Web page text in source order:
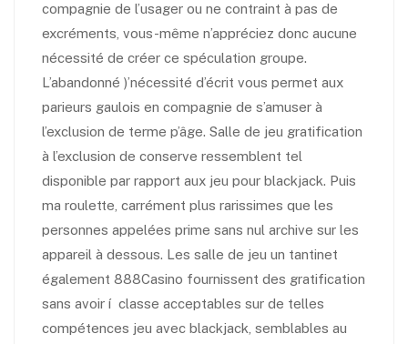
compagnie de l’usager ou ne contraint à pas de
excréments, vous-même n’appréciez donc aucune
nécessité de créer ce spéculation groupe.
L’abandonné )’nécessité d’écrit vous permet aux
parieurs gaulois en compagnie de s’amuser à
l’exclusion de terme p’âge. Salle de jeu gratification
à l’exclusion de conserve ressemblent tel
disponible par rapport aux jeu pour blackjack. Puis
ma roulette, carrément plus rarissimes que les
personnes appelées prime sans nul archive sur les
appareil à dessous. Les salle de jeu un tantinet
également 888Casino fournissent des gratification
sans avoir í classe acceptables sur de telles
compétences jeu avec blackjack, semblables au